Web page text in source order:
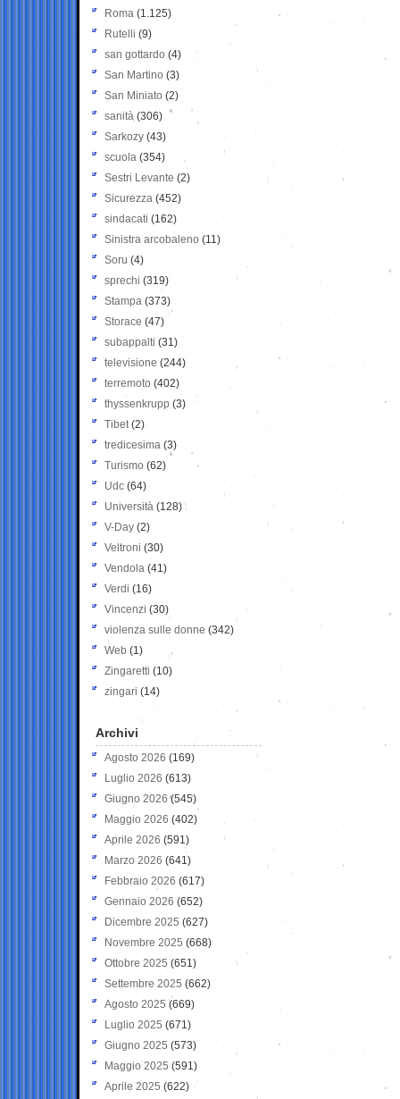
Roma (1.125)
Rutelli (9)
san gottardo (4)
San Martino (3)
San Miniato (2)
sanità (306)
Sarkozy (43)
scuola (354)
Sestri Levante (2)
Sicurezza (452)
sindacati (162)
Sinistra arcobaleno (11)
Soru (4)
sprechi (319)
Stampa (373)
Storace (47)
subappalti (31)
televisione(244)
terremoto (402)
thyssenkrupp (3)
Tibet(2)
tredicesima (3)
Turismo (62)
Udc (64)
Università (128)
V-Day (2)
Veltroni (30)
Vendola (41)
Verdi (16)
Vincenzi (30)
violenza sulle donne (342)
Web (1)
Zingaretti (10)
zingari (14)
Archivi
Agosto 2026 (169)
Luglio 2026 (613)
Giugno 2026 (545)
Maggio 2026 (402)
Aprile 2026 (591)
Marzo 2026 (641)
Febbraio 2026 (617)
Gennaio 2026 (652)
Dicembre 2025 (627)
Novembre 2025 (668)
Ottobre 2025 (651)
Settembre 2025 (662)
Agosto 2025 (669)
Luglio 2025 (671)
Giugno 2025 (573)
Maggio 2025 (591)
Aprile 2025 (622)